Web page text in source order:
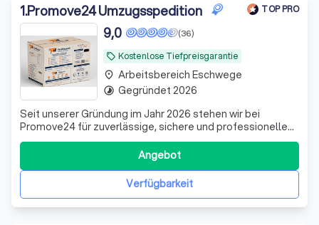
1.Promove24 Umzugsspedition TOP PRO
local_offer Kostenlose Tiefpreisgarantie
(36)
9,0
Seit unserer Gründung im Jahr 2026 stehen wir bei
Promove24 für zuverlässige, sichere und professionelle
Umzüge im gesamten Rhein-Main-Gebiet und europaweit.
Ob Privat- oder Firmenumzug, Kleintransport oder
komplette Haushaltsauflösung – wir kümmern uns um
Planung, Organisation und Durchführung aus
Verfügbarkeit
Angebot
place Arbeitsbereich Eschwege
timelapse Gegründet 2026